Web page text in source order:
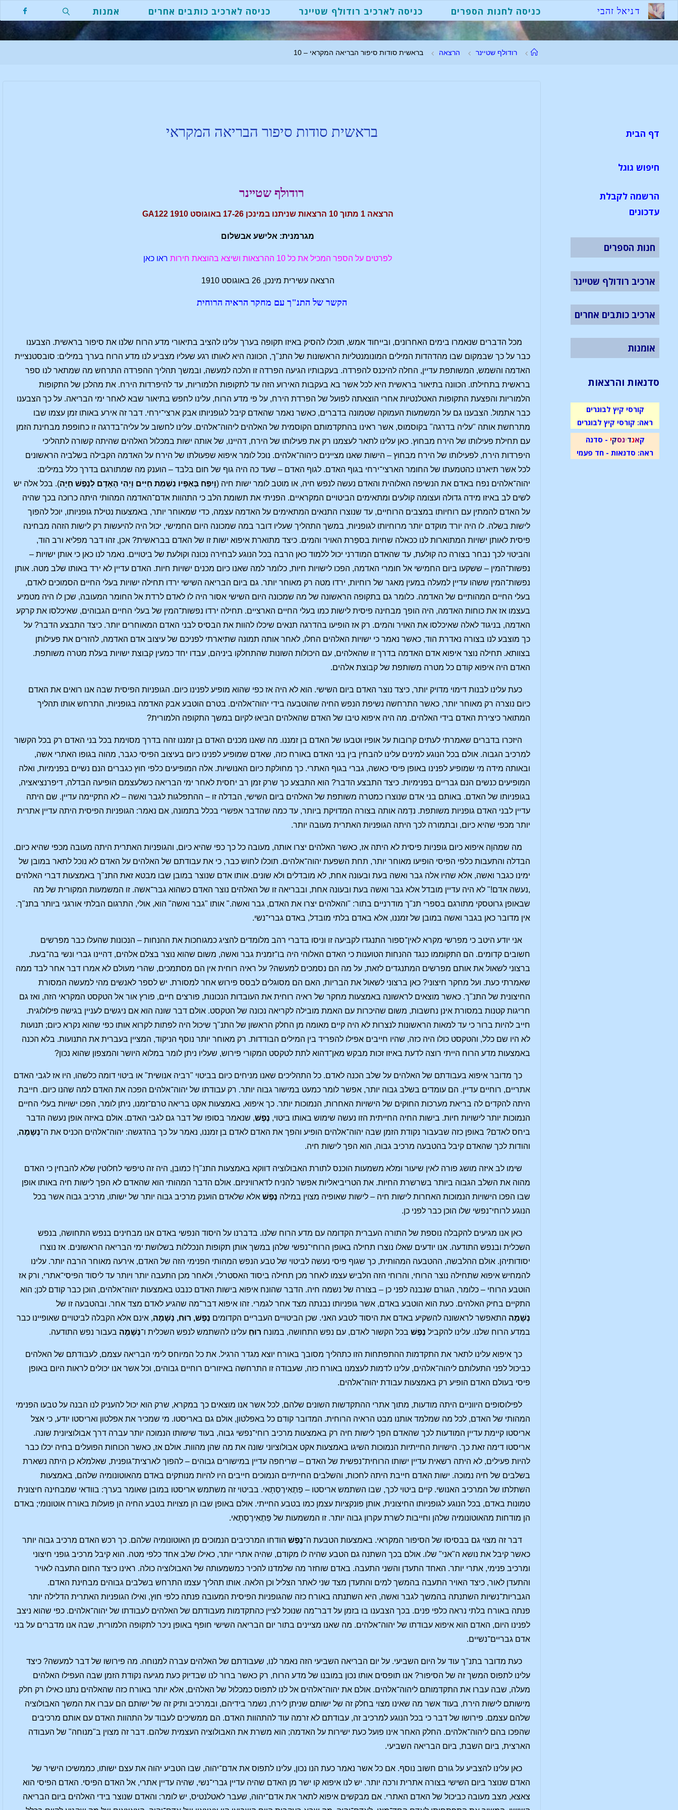
דניאל זהבי כניסה לחנות הספרים כניסה לארכיב רודולף שטיינר כניסה לארכיב כותבים אחרים אמנות
רודולף שטיינר הרצאה בראשית סודות סיפור הבריאה המקראי – 10
בראשית סודות סיפור הבריאה המקראי
רודולף שטיינר
הרצאה 1 מתוך 10 הרצאות שניתנו במינכן 17-26 באוגוסט 1910 GA122
מגרמנית: אלישע אבשלום
לפרטים על הספר המכיל את כל 10 ההרצאות ושיצא בהוצאת חירות ראו כאן
הרצאה עשירית מינכן, 26 באוגוסט 1910
הקשר של התנ"ך עם מחקר הראיה הרוחית
מכל הדברים שנאמרו בימים האחרונים, ובייחוד אמש, תוכלו להסיק באיזו תקופה בערך עלינו להציב בתיאורי מדע הרוח שלנו את סיפור בראשית. הצבענו
כבר על כך שבמקום שבו מהדהדות המילים המונומנטליות הראשונות של התנ"ך, הכוונה היא לאותו רגע שעליו מצביע לנו מדע הרוח בערך במילים: סובסטנציית
האדמה והשמש, המשותפת עדיין, החלה להיכנס להפרדה. בעקבותיו הגיעה הפרדה זו הלכה למעשה, ובמשך תהליך ההפרדה התרחש מה שמתאר לנו ספר
בראשית בתחילתו. הכוונה בתיאור בראשית היא לכל אשר בא בעקבות האירוע הזה עד לתקופות הלמוריות, עד להיפרדות הירח. את מהלכן של התקופות
הלמוריות והפצעת התקופות האטלנטיות אחרי הוצאתה לפועל של הפרדת הירח, על פי מדע הרוח, עלינו לחפש בתיאור שבא לאחר ימי הבריאה. על כך הצבענו
כבר אתמול. הצבענו גם על המשמעות העמוקה שטמונה בדברים, כאשר נאמר שהאדם קיבל לגופניותו אבק ארצי־ירחי. דבר זה אירע באותו זמן עצמו שבו
מתרחשת אותה "עליה בדרגה" בקוסמוס, אשר ראינו בהתקדמותם הקוסמית של האלהים ליהוה־אלהים. עלינו לחשוב על עליה־בדרגה זו כחופפת מבחינת הזמן
עם תחילת פעילותו של הירח מבחוץ. כאן עלינו לתאר לעצמנו רק את פעילותו של הירח, דהיינו, של אותה ישות במכלול האלהים שהיתה קשורה לתהליכי
היפרדות הירח, לפעילותו של הירח מבחוץ – הישות שאנו מציינים כיהוה־אלהים. נוכל לומר איפוא שפעולתו של הירח על האדמה הקבילה בשלביה הראשונים
לכל אשר תיארנו כהטמעתו של החומר הארצי־ירחי בגוף האדם. לגוף האדם – שעד כה היה גוף של חום בלבד – הוענק מה שמתורגם בדרך כלל במילים:
יהוה־אלהים נפח באדם את הנשיפה האלוהית והאדם נעשה לנפש חיה, או מוטב לומר ישות חיה (וָיִפַּח בְּאַפָּיו נִשְׁמַת חַיִּים וָיְהִי הָאָדָם לְנֶפֶשׁ חַיָּה). בכל אלה יש
לשים לב באיזו מידה גדולה ועצומה קולעים ומתאימים הביטויים המקראיים. הפניתי את תשומת הלב כי התהוות אדם־האדמה המהותי היתה כרוכה בכך שהיה
על האדם להמתין עם רוחיותו במצבים הרוחיים, עד שנוצרו התנאים המתאימים על האדמה עצמה, כדי שמאוחר יותר, באמצעות נטילת גופניותו, יוכל להפוך
לישות בשלה. לו היה יורד מוקדם יותר מרוחיותו לגופניות, במשך התהליך שעליו דובר במה שמכונה היום החמישי, יכול היה להיעשות רק לישות הזהה מבחינה
פיסית לאותן ישויות המתוארות לנו ככאלה שחיות בספֵרת האויר והמים. כיצד מתוארת איפוא ישות זו של האדם בבראשית? אכן, זהו דבר מפליא ורב הוד,
והביטוי לכך נבחר בצורה כה קולעת, עד שהאדם המודרני יכול ללמוד כאן הרבה בכל הנוגע לבחירה נכונה וקולעת של ביטויים. נאמר לנו כאן כי אותן ישויות –
נפשות־המין – ששקעו ביום החמישי אל חומרי האדמה, הפכו לישויות חיות, כלומר למה שאנו כיום מכנים ישויות חיות. האדם עדיין לא ירד באותו שלב מטה. אותן
נפשות־המין ששהו עדיין למעלה במעין מאגר של רוחיות, ירדו מטה רק מאוחר יותר. גם ביום הבריאה השישי ירדו תחילה ישויות בעלי החיים הסמוכים לאדם,
בעלי החיים המהותיים של האדמה. כלומר גם בתקופה הראשונה של מה שמכונה היום השישי אסור היה לו לאדם לרדת אל החומר המעובה, שכן לו היה מטמיע
בעצמו אז את כוחות האדמה, היה הופך מבחינה פיסית לישות כמו בעלי החיים הארציים. תחילה ירדו נפשות־המין של בעלי החיים הגבוהים, שאיכלסו את קרקע
האדמה, בניגוד לאלה שאיכלסו את האויר והמים. רק אז הופיעו בהדרגה תנאים שיכלו להוות את הבסיס לבני האדם המאוחרים יותר. כיצד התבצע הדבר? על
כך מוצבע לנו בצורה נאדרת הוד, כאשר נאמר כי ישויות האלהים החלו, לאחר אותה תמונה שתיארתי לפניכם של עיצוב אדם האדמה, להזרים את פעילותן
בצוותא. תחילה נוצר איפוא אדם האדמה בדרך זו שהאלהים, עם היכולות השונות שהתחלקו ביניהם, עבדו יחד כמעין קבוצת ישויות בעלת מטרה משותפת.
האדם היה איפוא קודם כל מטרה משותפת של קבוצת אלהים.
כעת עלינו לבנות דימוי מדויק יותר, כיצד נוצר האדם ביום השישי. הוא לא היה אז כפי שהוא מופיע לפנינו כיום. הגופניות הפיסית שבה אנו רואים את האדם
כיום נוצרה רק מאוחר יותר, כאשר התרחשה נשיפת הנפש החיה שהוטבעה בידי יהוה־אלהים. בטרם הוטבע אבק האדמה בגופניות, התרחש אותו תהליך
המתואר כיצירת האדם בידי האלהים. מה היה איפוא טיבו של האדם שהאלהים הביאוּ לקיום במשך התקופה הלמורית?
היזכרו בדברים שאמרתי לעתים קרובות על אופיו וטבעו של האדם בן זמננו. מה שאנו מכנים האדם בן זמננו זהה בדרך מסוימת בכל בני האדם רק בכל הקשור
למרכיב הגבוה. אולם בכל הנוגע למינים עלינו להבחין בין בני האדם באורח כזה, שאדם שמופיע לפנינו כיום בעיצוב הפיסי כגבר, מהוה בגופו האתרי אשה,
ובאותה מידה מי שמופיע לפנינו באופן פיסי כאשה, גברי בגוף האתרי. כך מחולקת כיום האנושיות. אלה המופיעים כלפי חוץ כגברים הנם נשיים בפנימיות, ואלה
המופיעים כנשים הנם גבריים בפנימיות. כיצד התבצע הדבר? הוא התבצע כך שרק זמן רב יחסית לאחר ימי הבריאה כשלעצמם הופיעה הבדלה, דיפרנציאציה,
בגופניותו של האדם. באותם בני אדם שנוצרו כמטרה משותפת של האלהים ביום השישי, הבדלה זו – ההתפלגות לגבר ואשה – לא התקיימה עדיין. שם היתה
עדיין לבני האדם גופניות משותפת. נדַמה אותה בצורה המדויקת ביותר, עד כמה שהדבר אפשרי בכלל בתמונה, אם נאמר: הגופניות הפיסית היתה עדיין אתרית
יותר מכפי שהיא כיום, ובתמורה לכך היתה הגופניות האתרית מעובה יותר.
מה שמהוָה איפוא כיום גופניות פיסית לא היתה אז, כאשר האלהים יצרו אותה, מעובה כל כך כפי שהיא כיום, והגופניות האתרית היתה מעובה מכפי שהיא כיום.
הבדלה והתעבות כלפי הפיסי הופיעו מאוחר יותר, תחת השפעת יהוה־אלהים. תוכלו לחוש כבר, כי את עבודתם של האלהים על האדם לא נוכל לתאר במובן של
ימינו כגבר ואשה, אלא שהיו אלה גבר ואשה בעת ובעונה אחת, לא מובדלים ולא שונים. אותו אדם שנוצר במובן שבו מבטא זאת התנ"ך באמצעות דברי האלהים
,נעשה אדם!" לא היה עדיין מובדל אלא גבר ואשה בעת ובעונה אחת, ובבריאה זו של האלהים נוצר האדם כשהוא גבר־אשה. זו המשמעות המקורית של מה
שבאופן גרוטסקי מתורגם בספרי תנ"ך מודרניים בתור: "והאלהים יצרו את האדם, גבר ואשה." אותו "גבר ואשה" הוא, אולי, התרגום הבלתי אורגני ביותר בתנ"ך.
אין מדובר כאן בגבר ואשה במובן של זמננו, אלא באדם בלתי מובדל, באדם גברי־נשי.
אני יודע היטב כי מפרשי מקרא לאין־ספור התנגדו לקביעה זו וניסו בדברי רהב מלומדים להציג כמגוחכות את ההנחות – הנכונות שהעלו כבר מפרשים
חשובים קדומים. הם התקוממו כנגד ההנחות הטוענות כי האדם האלוהי היה בו־זמנית גבר ואשה, משום שהוא נוצר בצלם אלהים, דהיינו גברי ונשי בה־בעת.
ברצוני לשאול את אותם מפרשים המתנגדים לזאת, על מה הם נסמכים למעשה? על ראיה רוחית אין הם מסתמכים, שהרי מעולם לא אמרו דבר אחר לבד ממה
שאמרתי כעת. ועל מחקר חיצוני? כאן ברצוני לשאול את הבריות, האם הם מסוגלים לבסס פירוש אחר למסורת. יש לספר לאנשים מהי למעשה המסורת
החיצונית של התנ"ך. כאשר מוצאים לראשונה באמצעות מחקר של ראיה רוחית את העובדות הנכונות, פורצים חיים, פורץ אור אל הטקסט המקראי הזה, ואז גם
חריגות קטנות במסורת אינן נחשבות, משום שהיכרות עם האמת מובילה לקריאה נכונה של הטקסט. אולם דבר שונה הוא אם ניגשים לעניין בגישה פילולוגית.
חייב להיות ברור כי עד למאות הראשונות לנצרות לא היה קיים מאומה מן החלק הראשון של התנ"ך שיכול היה לפתות לקרוא אותו כפי שהוא נקרא כיום; תנועות
לא היו שם כלל, והטקסט כולו היה כזה, שהיו חייבים אפילו להפריד בין המילים הבודדות. רק מאוחר יותר נוסף הניקוד, המציין בעברית את התנועות. בלא הכנה
באמצעות מדע הרוח הייתי רוצה לדעת באיזו זכות מבקש מאן־דהוא לתת לטקסט המקורי פירוש, שעליו ניתן לומר במלוא היושר והמצפון שהוא נכון?
כך מדובר איפוא בעבודתם של האלהים על שלב הכנה לאדם. כל התהליכים שאנו מניחים כיום בביטוי "רביה אנושית" או ביטוי דומה כלשהו, היו אז לגבי האדם
אתריים, רוחיים עדיין. הם עומדים בשלב גבוה יותר, אפשר לומר כמעט במישור גבוה יותר. רק עבודתו של יהוה־אלהים הפכה את האדם למה שהנו כיום. חייבת
היתה להקדים לה בריאת מערכות החוקים של הישויות האחרות, הנמוכות יותר. כך איפוא, באמצעות אקט בריאה טרם־זמנו, ניתן לומר, הפכו ישויות בעלי החיים
הנמוכות יותר לישויות חיות. בישות החיה החייתית הזו נעשה שימוש באותו ביטוי, נֶפֶשׁ, שנאמר בסופו של דבר גם לגבי האדם. אולם באיזה אופן נעשה הדבר
ביחס לאדם? באופן כזה שבעבור נקודת הזמן שבה יהוה־אלהים הופיע והפך את האדם לאדם בן זמננו, נאמר על כך בהדגשה: יהוה־אלהים הכניס את ה־נְשָמָה,
והודות לכך שהאדם קיבל בהטבעה מרכיב גבוה, הוא הפך לישות חיה.
שימו לב איזה מושג פורה לאין שיעור ומלא משמעות הוכנס לתורת האבולוציה דווקא באמצעות התנ"ך! כמובן, היה זה טיפשי לחלוטין שלא להבחין כי האדם
מהוה את השלב הגבוה ביותר בשרשרת החיות. את הטריביאליות אפשר להניח לדארוויניזם. אולם הדבר המהותי הוא שהאדם לא הפך לישות חיה באותו אופן
שבו הפכו הישויות הנמוכות האחרות לישות חיה – לישות שאופיה מצוין במילה נֶפֶשׁאלא שלאדם הוענק מרכיב גבוה יותר של ישותו, מרכיב גבוה אשר בכל
הנוגע לרוחי־נפשי שלו הוכן כבר לפני כן.
כאן אנו מגיעים להקבלה נוספת של התורה העברית הקדומה עם מדע הרוח שלנו. בדברנו על היסוד הנפשי באדם אנו מבחינים בנפש התחושה, בנפש
השכלית ובנפש התודעה. אנו יודעים שאלו נוצרו תחילה באופן הרוחי־נפשי שלהן במשך אותן תקופות הנכללות בשלושת ימי הבריאה הראשונים. אז נוצרו
יסודותיהן. אולם ההלבשה, ההטבעה המהותית, כך שגוף פיסי נעשה לביטוי של טבע הנפש המהותי הפנימי הזה של האדם, אירעה מאוחר הרבה יותר. עלינו
להמחיש איפוא שתחילה נוצר הרוחי, והרוחי הזה הלביש עצמו לאחר מכן תחילה ביסוד האסטרלי, ולאחר מכן התעבה יותר ויותר עד ליסוד הפיסי־אתרי, ורק אז
הוטבע הרוחי – כלומר, הגורם שנבנה לפני כן – בצורה של נשמה חיה. הדבר שהונח איפוא בישות האדם כנבט באמצעות יהוה־אלהים, הוכן כבר קודם לכן; הוא
התקיים בחיק האלהים. כעת הוא הוטבע באדם, אשר גופניותו נבנתה מצד אחר לגמרי. זהו איפוא דבר־מה שהגיע לאדם מצד אחר. ובהטבעה זו של
נְשָׁמָה התאפשר לראשונה להשקיע באדם את היסוד לטבע האני. שכן הביטויים העבריים הקדומים נֶפֶשׁ, רוּח, נְשָׁמָה, אינם אלא הקבלה לביטויים שאופיינו כבר
במדע הרוח שלנו. עלינו להקביל נֶפֶשׁ בכל הקשור לאדם, עם נפש התחושה, במונח רוּחַעלינו להשתמש לנפש השכלית ו־נְשָׁמָה בעבור נפש התודעה.
כך איפוא עלינו לתאר את התקדמות ההתפתחות הזו כתהליך מסובך באורח יוצא מגדר הרגיל. את כל המיוחס לימי הבריאה עצמם, לעבודתם של האלהים
כביכול לפני התעלותם ליהוה־אלהים, עלינו לדמות לעצמנו באורח כזה, שעבודה זו התרחשה באיזורים רוחיים גבוהים, וכל אשר אנו יכולים לראות היום באופן
פיסי בעולם האדם הופיע רק באמצעות עבודת יהוה־אלהים.
לפילוסופים היווניים היתה מודעות, מתוך אתרי ההתקדשות השונים שלהם, לכל אשר אנו מוצאים כך במקרא, שרק הוא יכול להעניק לנו הבנה על טבעו הפנימי
המהותי של האדם, לכל מה שמלמד אותנו מבט הראיה הרוחית. המדובר קודם כל באפלטון, אולם גם באריסטו. מי שמכיר את אפלטון ואריסטו יודע, כי אצל
אריסטו קיימת עדיין המודעות לכך שהאדם הפך לישות חיה רק באמצעות מרכיב רוחי־נפשי גבוה, בעוד שישותו הנמוכה יותר עברה דרך אבולוציונית שונה.
אריסטו דימה זאת כך. הישויות החייתיות הנמוכות השיגו באמצעות אקט אבולוציוני שונה את מה שהן מהוות. אולם אז, כאשר הכוחות הפועלים בחיה יכלו כבר
להיות פעילים, לא היתה רשאית עדיין ישותו הרוחית־נפשית של האדם – שריחפה עדיין במישורים גבוהים – להפוך לארצית־גופנית, שאלמלא כן היתה נשארת
בשלבים של חיה נמוכה. ישות האדם חייבת היתה לחכות, והשלבים החייתיים הנמוכים חייבים היו להיות מנותקים באדם מהאוטונומיה שלהם, באמצעות
השתלתו של המרכיב האנושי. קיים ביטוי לכך, שבו השתמש אריסטו – פַתֶאִירֶסְתָאי. בביטוי זה משתמש אריסטו במובן שאומר בערך: בוודאי שמבחינה חיצונית
טמונות באדם, בכל הנוגע לגופניותו החיצונית, אותן פונקציות עצמן כמו בטבע החייתי. אולם באופן שבו הן מצויות בטבע החיה הן פועלות באורח אוטונומי; באדם
הן מודחות מהאוטונומיה שלהן וחייבות לשרת עקרון גבוה יותר. זו המשמעות של פַתֶאִירֶסְתָאי.
דבר זה מצוי גם בבסיסו של הסיפור המקראי. באמצעות הטבעת ה־נֶפֶשׁ הודחו המרכיבים הנמוכים מן האוטונומיה שלהם. כך רכש האדם מרכיב גבוה יותר
כאשר קיבל את נושא ה"אני" שלו. אולם בכך השתנה גם הטבע שהיה לו מקודם, שהיה אתרי יותר, כאילו שלב אחד כלפי מטה. הוא קיבל מרכיב גופני חיצוני
ומרכיב פנימי, אתרי יותר. האחד התעדן והשני התעבה. באדם שוחזר מה שלמדנו להכיר כמשמעותה של האבולוציה כולה. ראינו כיצד החום התעבה לאויר
והתעדן לאור, כיצד האויר התעבה בהמשך למים והתעדן מצד שני לאתר הצליל וכן הלאה. אותו תהליך עצמו התרחש בשלבים גבוהים מבחינת האדם.
הגבריות־נשיות השתנתה בהמשך לגבר ואשה, היא השתנתה באורח כזה שהגופניות הפיסית המעובה פנתה כלפי חוץ, ואילו הגופניות האתרית הדלילה יותר
פנתה באורח בלתי נראה כלפי פנים. בכך הצבענו בו בזמן על דבר־מה שנוכל לציין כהתקדמות מעבודתם של האלהים לעבודתו של יהוה־אלהים. כפי שהוא ניצב
לפנינו היום, האדם הוא איפוא עבודתו של יהוה־אלהים. מה שאנו מציינים בתור יום הבריאה השישי חופף באופן ניכר לתקופה הלמורית, שבה אנו מדברים על בני
אדם גבריים־נשיים.
כעת מדובר בתנ"ך עוד על היום השביעי. על יום הבריאה השביעי הזה נאמר לנו, שעבודתם של האלהים עברה למנוחה. מה פירושו של דבר למעשה? כיצד
עלינו לתפוס המשך זה של הסיפור? אנו תופסים אותו נכון במובנו של מדע הרוח, רק כאשר ברור לנו שבדיוק כעת מגיעה נקודת הזמן שבה העפילו האלהים
מעלה, שבה עברו את התקדמותם ליהוה־אלהים. אולם את יהוה־אלהים אל לנו לתפוס כמכלול של האלהים, אלא יותר באורח כזה שהאלהים נתנו כאילו רק חלק
מישותם לישות הירח, בעוד אשר מה שאינו מצוי בחלק זה של ישותם שניתן לירח, נשמר בידיהם, ובמרכיב ותיק זה של ישותם הם עברו את המשך האבולוציה
שלהם עצמם. פירושו של דבר כי בכל הנוגע למרכיב זה, עבודתם לא זרמה עוד להתהוות האדם. הם ממשיכים לעבוד על התהוות האדם עם אותם מרכיבים
שהפכו בהם ליהוה־אלהים. החלק האחר אינו פועל כעת ישירות על האדמה; הוא משרת את האבולוציה העצמית שלהם. דבר זה מצוין ב"מנוחה" של העבודה
הארצית, ביום השבת, ביום הבריאה השביעי.
כאן עלינו להצביע על גורם חשוב נוסף. אם כל אשר נאמר כעת הנו נכון, עלינו לתפוס את אדם־יהוה, שבו הטביע יהוה את עצם ישותו, כממשיכו הישיר של
האדם שנוצר ביום השישי בצורה אתרית ורכה יותר. יש לנו איפוא קו ישר מן האדם שהיה עדיין גברי־נשי, שהיה עדיין אתרי, אל האדם הפיסי. האדם הפיסי הוא
צאצא, מצב מעובה כביכול של האדם האתרי. אם מבקשים איפוא לתאר את אדם־יהוה, שעבר לאטלנטיס, יש לומר: והאדם שנוצר בידי האלהים ביום הבריאה
דף הבית
חיפוש גוגל
הרשמה לקבלת
עדכונים
חנות הספרים
ארכיב רודולף שטיינר
ארכיב כותבים אחרים
אומנות
סדנאות והרצאות
קורסי קיץ לבוגרים
ראה: קורסי קיץ לבוגרים
קאנדינסקי - סדנה
ראה: סדנאות - חד פעמי